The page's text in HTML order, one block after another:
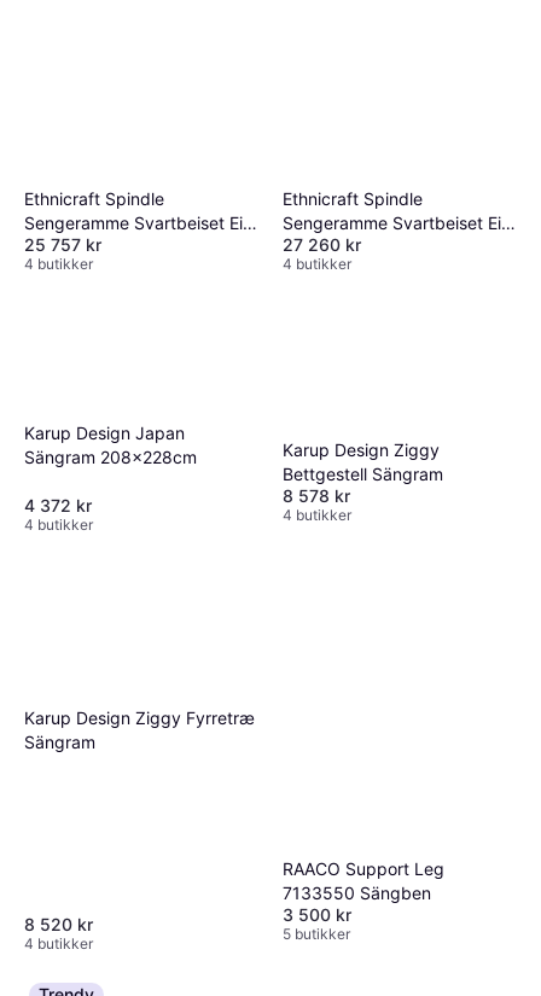
Ethnicraft Spindle
Sengeramme Svartbeiset Eik
160x200 cm Sängram
25 757 kr
4 butikker
Ethnicraft Spindle
Sengeramme Svartbeiset Eik
180x200 cm Sängram
27 260 kr
4 butikker
Karup Design Japan
Sängram 208x228cm
4 372 kr
4 butikker
Karup Design Ziggy
Bettgestell Sängram
8 578 kr
4 butikker
Karup Design Ziggy Fyrretræ
Sängram
8 520 kr
4 butikker
RAACO Support Leg
7133550 Sängben
3 500 kr
5 butikker